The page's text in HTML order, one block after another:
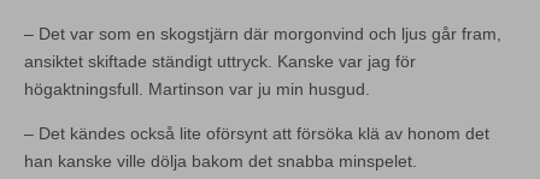
– Det var som en skogstjärn där morgonvind och ljus går fram,
ansiktet skiftade ständigt uttryck. Kanske var jag för
högaktningsfull. Martinson var ju min husgud.
– Det kändes också lite oförsynt att försöka klä av honom det
han kanske ville dölja bakom det snabba minspelet.